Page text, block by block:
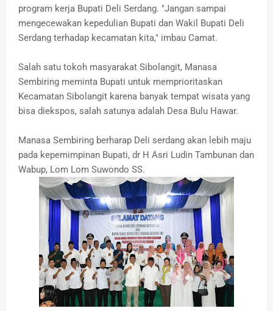
program kerja Bupati Deli Serdang. "Jangan sampai
mengecewakan kepedulian Bupati dan Wakil Bupati Deli
Serdang terhadap kecamatan kita," imbau Camat.
Salah satu tokoh masyarakat Sibolangit, Manasa
Sembiring meminta Bupati untuk memprioritaskan
Kecamatan Sibolangit karena banyak tempat wisata yang
bisa diekspos, salah satunya adalah Desa Bulu Hawar.
Manasa Sembiring berharap Deli serdang akan lebih maju
pada kepemimpinan Bupati, dr H Asri Ludin Tambunan dan
Wabup, Lom Lom Suwondo SS.